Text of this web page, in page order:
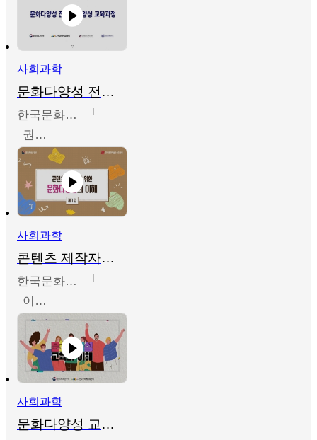
사회과학
문화다양성 전문인력 양성 기본과정 - 문화다양성의 이해
한국문화예술교육진흥원
권숙인 외 8명
사회과학
콘텐츠 제작자를 위한 문화다양성의 이해
한국문화예술교육진흥원
이성민
사회과학
문화다양성 교육의 이해